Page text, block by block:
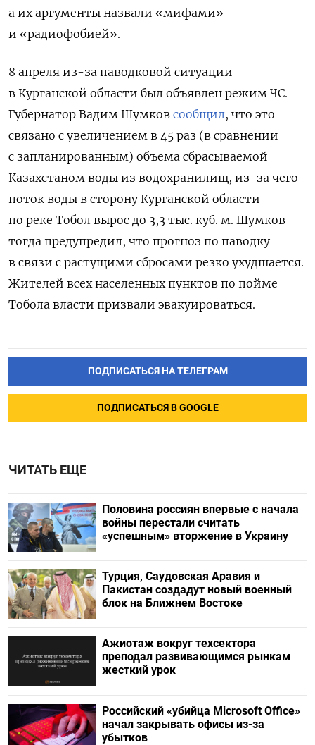
а их аргументы назвали «мифами»
и «радиофобией».
8 апреля из-за паводковой ситуации
в Курганской области был объявлен режим ЧС.
Губернатор Вадим Шумков сообщил, что это
связано с увеличением в 45 раз (в сравнении
с запланированным) объема сбрасываемой
Казахстаном воды из водохранилищ, из-за чего
поток воды в сторону Курганской области
по реке Тобол вырос до 3,3 тыс. куб. м. Шумков
тогда предупредил, что прогноз по паводку
в связи с растущими сбросами резко ухудшается.
Жителей всех населенных пунктов по пойме
Тобола власти призвали эвакуироваться.
ПОДПИСАТЬСЯ НА ТЕЛЕГРАМ
ПОДПИСАТЬСЯ В GOOGLE
ЧИТАТЬ ЕЩЕ
Половина россиян впервые с начала
войны перестали считать
«успешным» вторжение в Украину
Турция, Саудовская Аравия и
Пакистан создадут новый военный
блок на Ближнем Востоке
Ажиотаж вокруг техсектора
преподал развивающимся рынкам
жесткий урок
Российский «убийца Microsoft Office»
начал закрывать офисы из-за
убытков